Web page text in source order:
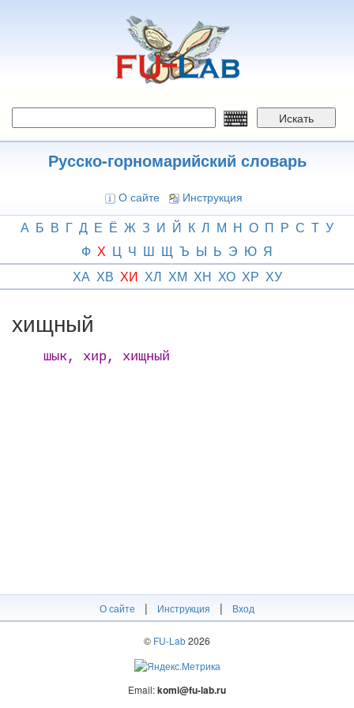
Искать
Русско-горномарийский словарь
О сайте Инструкция
А Б В Г Д Е Ё Ж З И Й К Л М Н О П Р С Т У
Ф Х Ц Ч Ш Щ Ъ Ы Ь Э Ю Я
ХА ХВ ХИ ХЛ ХМ ХН ХО ХР ХУ
хищный
шык, хир, хищный
О сайте | Инструкция | Вход
© FU-Lab2026
Email:komi@fu-lab.ru